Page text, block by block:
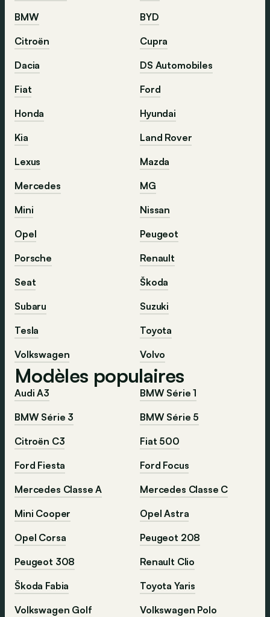
BMW
BYD
Citroën
Cupra
Dacia
DS Automobiles
Fiat
Ford
Honda
Hyundai
Kia
Land Rover
Lexus
Mazda
Mercedes
MG
Mini
Nissan
Opel
Peugeot
Porsche
Renault
Seat
Škoda
Subaru
Suzuki
Tesla
Toyota
Volkswagen
Volvo
Modèles populaires
Audi A3
BMW Série 1
BMW Série 3
BMW Série 5
Citroën C3
Fiat 500
Ford Fiesta
Ford Focus
Mercedes Classe A
Mercedes Classe C
Mini Cooper
Opel Astra
Opel Corsa
Peugeot 208
Peugeot 308
Renault Clio
Škoda Fabia
Toyota Yaris
Volkswagen Golf
Volkswagen Polo